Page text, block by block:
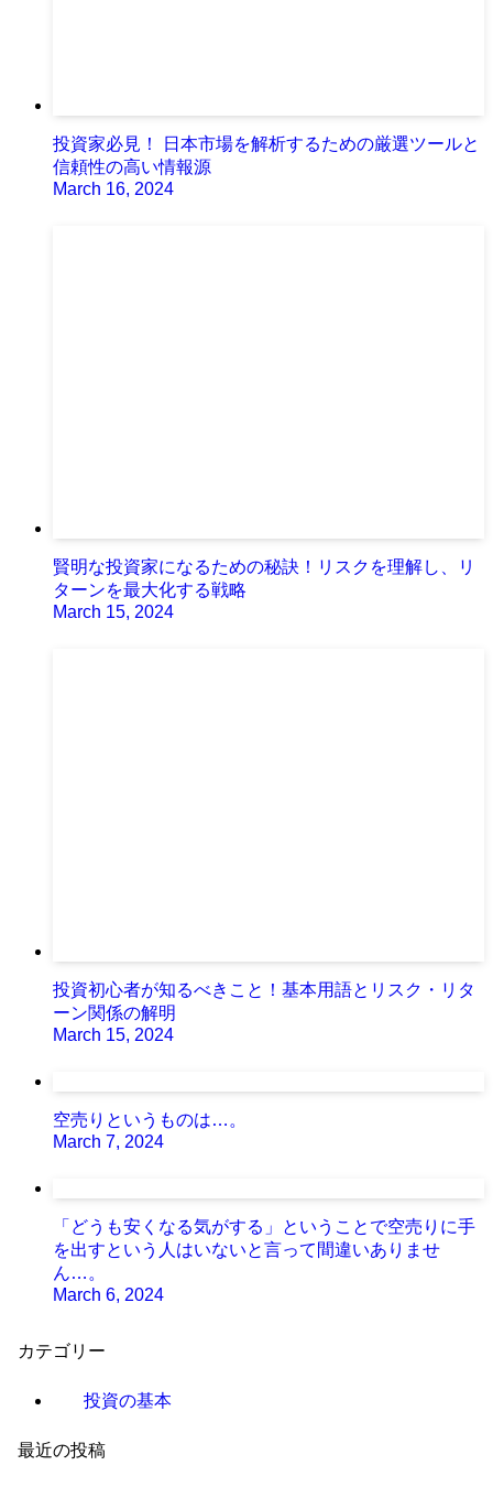
投資家必見！ 日本市場を解析するための厳選ツールと
信頼性の高い情報源
March 16, 2024
賢明な投資家になるための秘訣！リスクを理解し、リ
ターンを最大化する戦略
March 15, 2024
投資初心者が知るべきこと！基本用語とリスク・リタ
ーン関係の解明
March 15, 2024
空売りというものは…。
March 7, 2024
「どうも安くなる気がする」ということで空売りに手
を出すという人はいないと言って間違いありませ
ん…。
March 6, 2024
カテゴリー
投資の基本
最近の投稿